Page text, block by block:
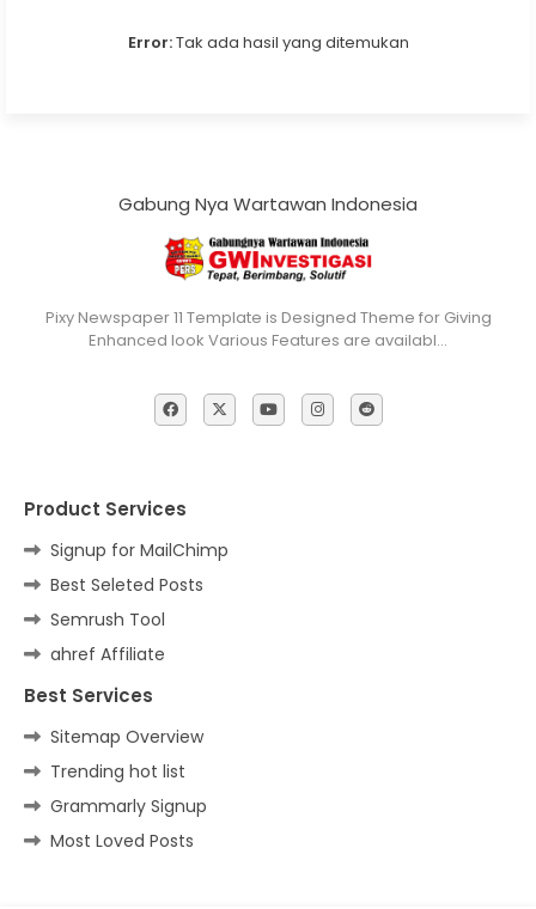
Error:Tak ada hasil yang ditemukan
Gabung Nya Wartawan Indonesia
Pixy Newspaper 11 Template is Designed Theme for Giving
Enhanced look Various Features are availabl…
Product Services
Signup for MailChimp
Best Seleted Posts
Semrush Tool
ahref Affiliate
Best Services
Sitemap Overview
Trending hot list
Grammarly Signup
Most Loved Posts